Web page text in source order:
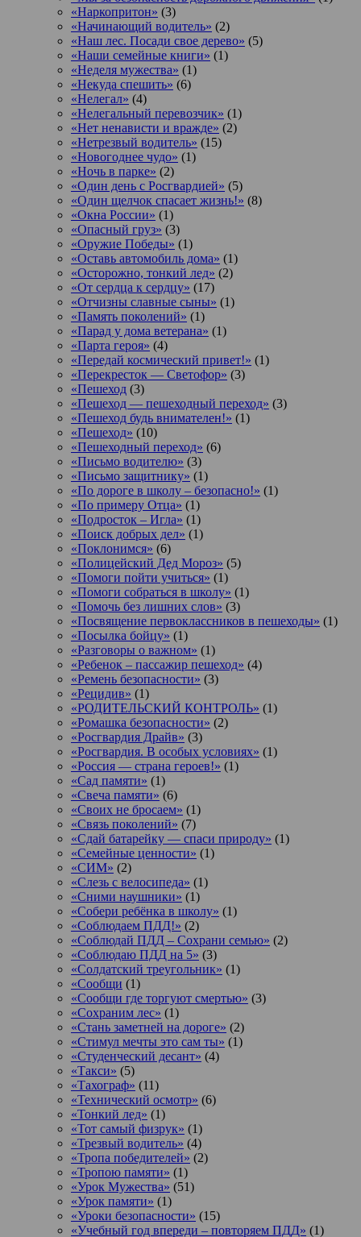
«Наркопритон» (3)
«Начинающий водитель» (2)
«Наш лес. Посади свое дерево» (5)
«Наши семейные книги» (1)
«Неделя мужества» (1)
«Некуда спешить» (6)
«Нелегал» (4)
«Нелегальный перевозчик» (1)
«Нет ненависти и вражде» (2)
«Нетрезвый водитель» (15)
«Новогоднее чудо» (1)
«Ночь в парке» (2)
«Один день с Росгвардией» (5)
«Один щелчок спасает жизнь!» (8)
«Окна России» (1)
«Опасный груз» (3)
«Оружие Победы» (1)
«Оставь автомобиль дома» (1)
«Осторожно, тонкий лед» (2)
«От сердца к сердцу» (17)
«Отчизны славные сыны» (1)
«Память поколений» (1)
«Парад у дома ветерана» (1)
«Парта героя» (4)
«Передай космический привет!» (1)
«Перекресток — Светофор» (3)
«Пешеход (3)
«Пешеход — пешеходный переход» (3)
«Пешеход будь внимателен!» (1)
«Пешеход» (10)
«Пешеходный переход» (6)
«Письмо водителю» (3)
«Письмо защитнику» (1)
«По дороге в школу – безопасно!» (1)
«По примеру Отца» (1)
«Подросток ‒ Игла» (1)
«Поиск добрых дел» (1)
«Поклонимся» (6)
«Полицейский Дед Мороз» (5)
«Помоги пойти учиться» (1)
«Помоги собраться в школу» (1)
«Помочь без лишних слов» (3)
«Посвящение первоклассников в пешеходы» (1)
«Посылка бойцу» (1)
«Разговоры о важном» (1)
«Ребенок – пассажир пешеход» (4)
«Ремень безопасности» (3)
«Рецидив» (1)
«РОДИТЕЛЬСКИЙ КОНТРОЛЬ» (1)
«Ромашка безопасности» (2)
«Росгвардия Драйв» (3)
«Росгвардия. В особых условиях» (1)
«Россия — страна героев!» (1)
«Сад памяти» (1)
«Свеча памяти» (6)
«Своих не бросаем» (1)
«Связь поколений» (7)
«Сдай батарейку — спаси природу» (1)
«Семейные ценности» (1)
«СИМ» (2)
«Слезь с велосипеда» (1)
«Сними наушники» (1)
«Собери ребёнка в школу» (1)
«Соблюдаем ПДД!» (2)
«Соблюдай ПДД – Сохрани семью» (2)
«Соблюдаю ПДД на 5» (3)
«Солдатский треугольник» (1)
«Сообщи (1)
«Сообщи где торгуют смертью» (3)
«Сохраним лес» (1)
«Стань заметней на дороге» (2)
«Стимул мечты это сам ты» (1)
«Студенческий десант» (4)
«Такси» (5)
«Тахограф» (11)
«Технический осмотр» (6)
«Тонкий лед» (1)
«Тот самый физрук» (1)
«Трезвый водитель» (4)
«Тропа победителей» (2)
«Тропою памяти» (1)
«Урок Мужества» (51)
«Урок памяти» (1)
«Уроки безопасности» (15)
«Учебный год впереди – повторяем ПДД» (1)